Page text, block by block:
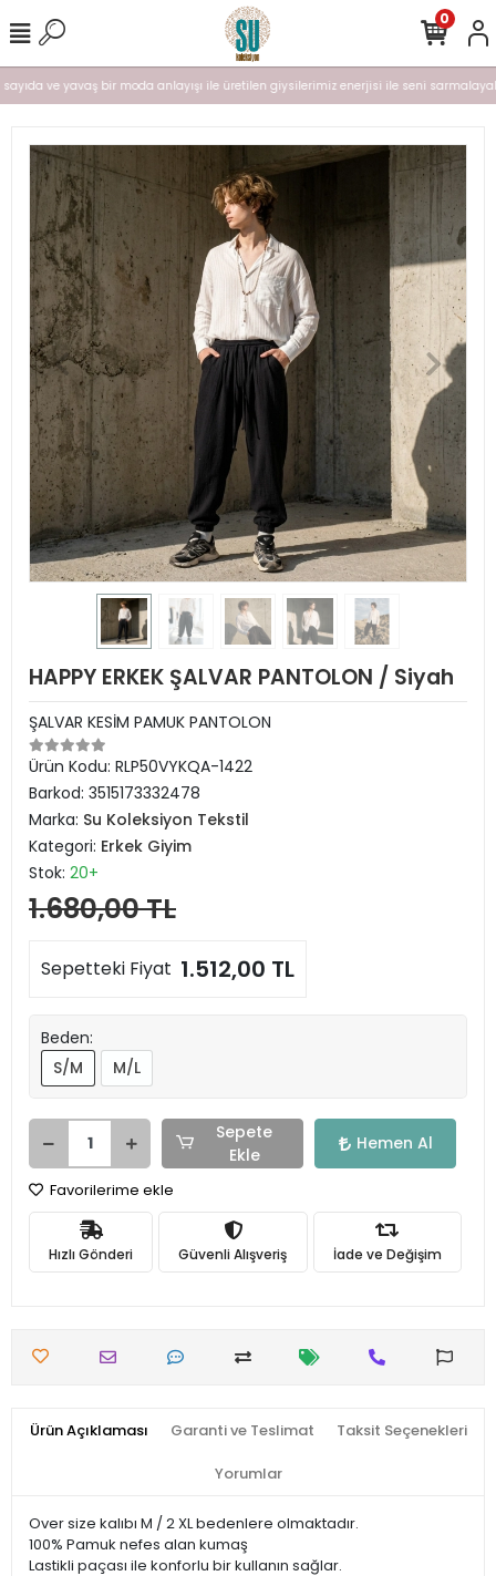
sayıda ve yavaş bir moda anlayışı ile üretilen giysilerimiz enerjisi ile seni
0
HAPPY ERKEK ŞALVAR PANTOLON / Siyah
ŞALVAR KESİM PAMUK PANTOLON
Ürün Kodu: RLP50VYKQA-1422
Barkod: 3515173332478
Marka: Su Koleksiyon Tekstil
Kategori: Erkek Giyim
Stok: 20+
1.680,00 TL
Sepetteki Fiyat 1.512,00 TL
Beden:
S/M
M/L
Sepete
Ekle
Hemen Al
Favorilerime ekle
Hızlı Gönderi Güvenli Alışveriş İade ve Değişim
Ürün Açıklaması Garanti ve Teslimat Taksit Seçenekleri
Yorumlar
Over size kalıbı M / 2 XL bedenlere olmaktadır.
100% Pamuk nefes alan kumaş
Lastikli paçası ile konforlu bir kullanın sağlar.